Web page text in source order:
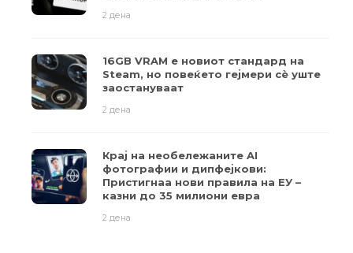
2 дена
16GB VRAM е новиот стандард на
Steam, но повеќето гејмери ​​сè уште
заостануваат
2 дена
Крај на необележаните AI
фотографии и дипфејкови:
Пристигнаа нови правила на ЕУ –
казни до 35 милиони евра
2 дена